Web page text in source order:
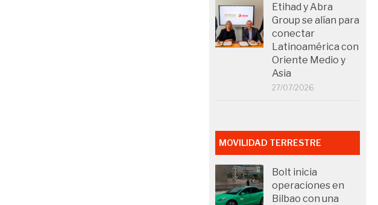
Etihad y Abra
Group se alían para
conectar
Latinoamérica con
Oriente Medio y
Asia
27/07/2026
MOVILIDAD TERRESTRE
Bolt inicia
operaciones en
Bilbao con una